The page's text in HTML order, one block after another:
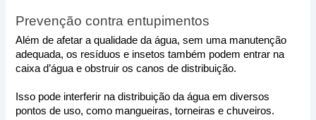
Prevenção contra entupimentos
Além de afetar a qualidade da água, sem uma manutenção
adequada, os resíduos e insetos também podem entrar na
caixa d’água e obstruir os canos de distribuição.
Isso pode interferir na distribuição da água em diversos
pontos de uso, como mangueiras, torneiras e chuveiros.